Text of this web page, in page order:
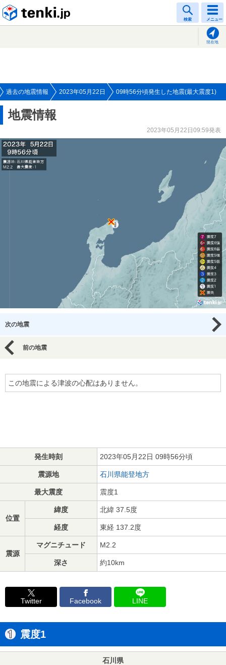
検索 メニュー
現在地
過去の地震情報 2023年05月22日 09時56分頃発生した地震(最大震度1)
地震情報
2023年05月22日09:59発表
次の地震
前の地震
この地震による津波の心配はありません。
発生時刻 2023年05月22日 09時56分頃
震源地 石川県能登地方
最大震度 震度1
位置
緯度 北緯 37.5度
経度 東経 137.2度
震源
マグニチュード M2.2
深さ 約10km
Twitter Facebook LINE
震度1
石川県